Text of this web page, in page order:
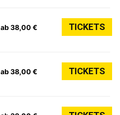
ab 38,00 € TICKETS
ab 38,00 € TICKETS